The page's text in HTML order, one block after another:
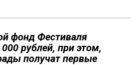
фонд Фестиваля
рублей, при этом,
получат первые